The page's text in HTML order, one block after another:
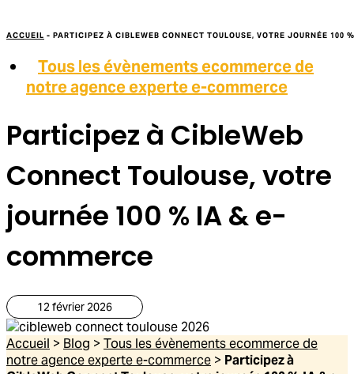
ACCUEIL - PARTICIPEZ À CIBLEWEB CONNECT TOULOUSE, VOTRE JOURNÉE 100
Tous les évènements ecommerce de
notre agence experte e-commerce
Participez à CibleWeb
Connect Toulouse, votre
journée 100 % IA & e-
commerce
12 février 2026
Accueil > Blog > Tous les évènements ecommerce de
notre agence experte e-commerce > Participez à